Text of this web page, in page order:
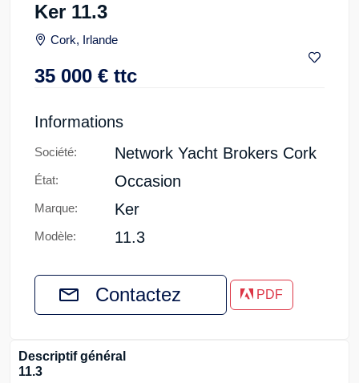
Ker 11.3
Cork, Irlande
35 000 € ttc
Informations
Société: Network Yacht Brokers Cork
État: Occasion
Marque: Ker
Modèle: 11.3
Contactez PDF
Descriptif général
11.3